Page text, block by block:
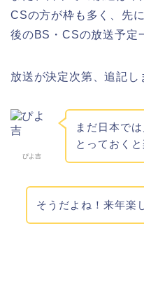
CSの方が枠も多く、先
後のBS・CSの放送予定
放送が決定次第、追記し
ぴよ吉
まだ日本で
とっておく
そうだよね！来年楽